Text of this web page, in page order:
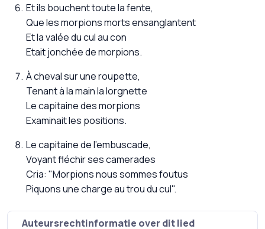
Et ils bouchent toute la fente,
Que les morpions morts ensanglantent
Et la valée du cul au con
Etait jonchée de morpions.
À cheval sur une roupette,
Tenant à la main la lorgnette
Le capitaine des morpions
Examinait les positions.
Le capitaine de l'embuscade,
Voyant fléchir ses camerades
Cria: "Morpions nous sommes foutus
Piquons une charge au trou du cul".
Auteursrechtinformatie over dit lied